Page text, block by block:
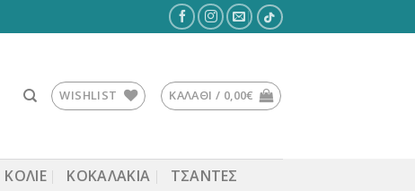
WISHLIST ΚΑΛΆΘΙ / 0,00€
ΚΟΛΙΕ ΚΟΚΑΛΆΚΙΑ
ΤΣΆΝΤΕΣ